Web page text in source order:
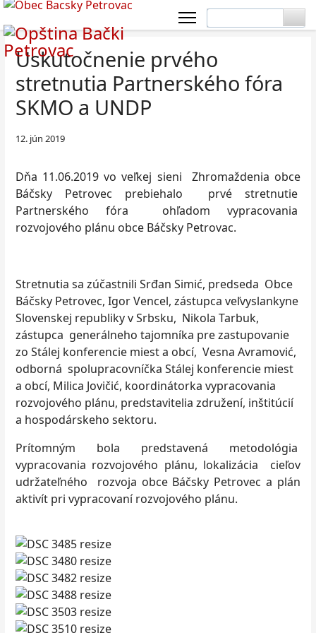
Uskutočnenie prvého
stretnutia Partnerského fóra
SKMO a UNDP
12. jún 2019
Dňa 11.06.2019 vo veľkej sieni Zhromaždenia obce
Báčsky Petrovec prebiehalo prvé stretnutie
Partnerského fóra ohľadom vypracovania
rozvojového plánu obce Báčsky Petrovac.
Stretnutia sa zúčastnili Srđan Simić, predseda Obce
Báčsky Petrovec, Igor Vencel, zástupca veľvyslankyne
Slovenskej republiky v Srbsku, Nikola Tarbuk,
zástupca generálneho tajomníka pre zastupovanie
zo Stálej konferencie miest a obcí, Vesna Avramović,
odborná spolupracovníčka Stálej konferencie miest
a obcí, Milica Jovičić, koordinátorka vypracovania
rozvojového plánu, predstavitelia združení, inštitúcií
a hospodárskeho sektoru.
Prítomným bola predstavená metodológia
vypracovania rozvojového plánu, lokalizácia cieľov
udržateľného rozvoja obce Báčsky Petrovec a plán
aktivít pri vypracovaní rozvojového plánu.